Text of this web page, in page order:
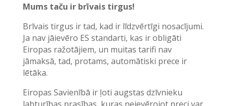
Mums taču ir brīvais tirgus!
Brīvais tirgus ir tad, kad ir līdzvērtīgi nosacījumi.
Ja nav jāievēro ES standarti, kas ir obligāti
Eiropas ražotājiem, un muitas tarifi nav
jāmaksā, tad, protams, automātiski prece ir
lētāka.
Eiropas Savienībā ir ļoti augstas dzīvnieku